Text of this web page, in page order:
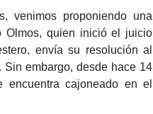
venimos proponiendo una
Olmos, quien inició el juicio
envía su resolución al
embargo, desde hace 14
cajoneado en el